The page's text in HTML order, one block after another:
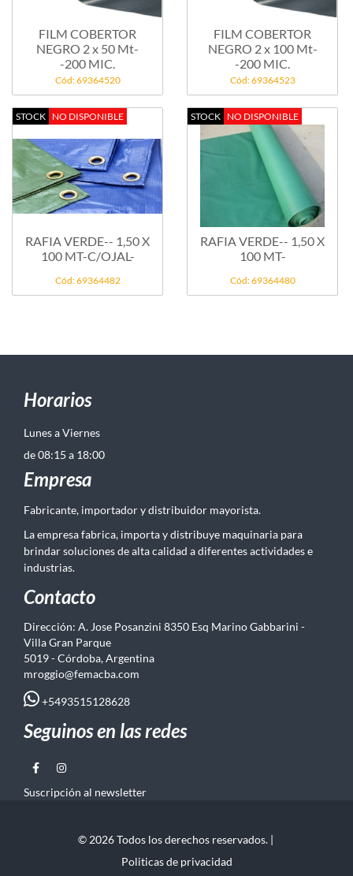
FILM COBERTOR
NEGRO 2 x 50 Mt-
-200 MIC.
Cód: 69364520
FILM COBERTOR
NEGRO 2 x 100 Mt-
-200 MIC.
Cód: 69364523
STOCK NO DISPONIBLE
RAFIA VERDE-- 1,50 X
100 MT-C/OJAL-
Cód: 69364482
STOCK NO DISPONIBLE
RAFIA VERDE-- 1,50 X
100 MT-
Cód: 69364480
Horarios
Lunes a Viernes
de 08:15 a 18:00
Empresa
Fabricante, importador y distribuidor mayorista.
La empresa fabrica, importa y distribuye maquinaria para
brindar soluciones de alta calidad a diferentes actividades e
industrias.
Contacto
Dirección: A. Jose Posanzini 8350 Esq Marino Gabbarini -
Villa Gran Parque
5019 - Córdoba, Argentina
mroggio@femacba.com
+5493515128628
Seguinos en las redes
Suscripción al newsletter
© 2026 Todos los derechos reservados. |
Politicas de privacidad